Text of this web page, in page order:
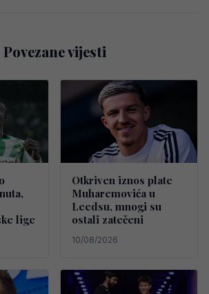
Povezane vijesti
lige
Otkriven iznos plate
Muharemovića u
Leedsu, mnogi su
ostali zatečeni
10/08/2026